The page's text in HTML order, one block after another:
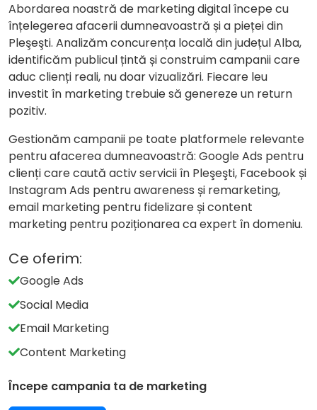
Abordarea noastră de marketing digital începe cu
înțelegerea afacerii dumneavoastră și a pieței din
Pleşeşti. Analizăm concurența locală din județul Alba,
identificăm publicul țintă și construim campanii care
aduc clienți reali, nu doar vizualizări. Fiecare leu
investit în marketing trebuie să genereze un return
pozitiv.
Gestionăm campanii pe toate platformele relevante
pentru afacerea dumneavoastră: Google Ads pentru
clienți care caută activ servicii în Pleşeşti, Facebook și
Instagram Ads pentru awareness și remarketing,
email marketing pentru fidelizare și content
marketing pentru poziționarea ca expert în domeniu.
Ce oferim:
Google Ads
Social Media
Email Marketing
Content Marketing
Începe campania ta de marketing